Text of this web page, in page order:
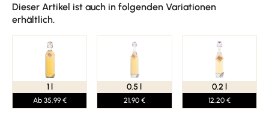
Dieser Artikel ist auch in folgenden Variationen
erhältlich.
1 l
Ab 35,99 €
0.5 l
21,90 €
0.2 l
12,20 €